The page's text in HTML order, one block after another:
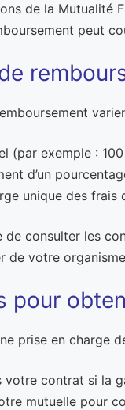
de la Mutualité
peut
(par exemple :
d’un
unique des frais
de consulter les
de votre
pour
prise en charge
votre contrat si la
mutuelle pour